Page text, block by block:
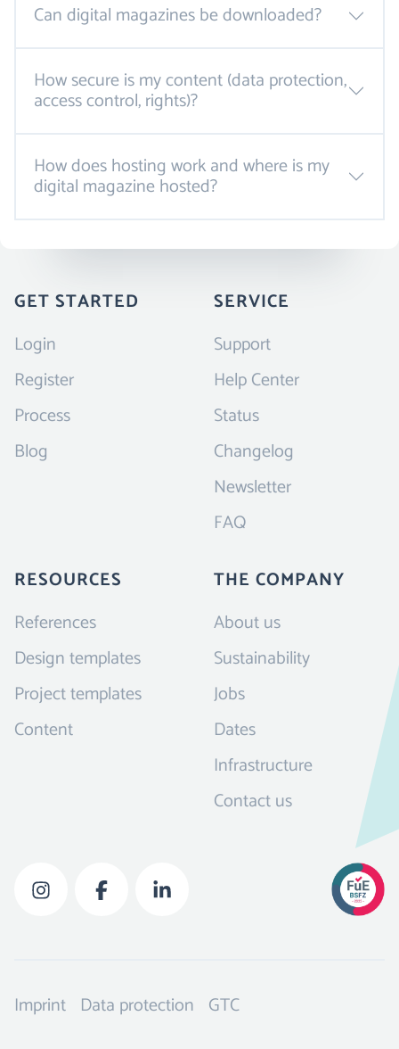
Can digital magazines be downloaded?
How secure is my content (data protection,
access control, rights)?
How does hosting work and where is my
digital magazine hosted?
GET STARTED
Login
Register
Process
Blog
SERVICE
Support
Help Center
Status
Changelog
Newsletter
FAQ
RESOURCES
References
Design templates
Project templates
Content
THE COMPANY
About us
Sustainability
Jobs
Dates
Infrastructure
Contact us
Imprint Data protection GTC